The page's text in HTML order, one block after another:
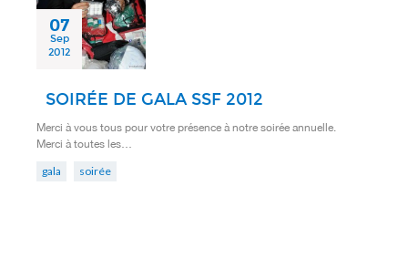
07
Sep
2012
SOIRÉE DE GALA SSF 2012
Merci à vous tous pour votre présence à notre soirée annuelle.
Merci à toutes les…
gala soirée